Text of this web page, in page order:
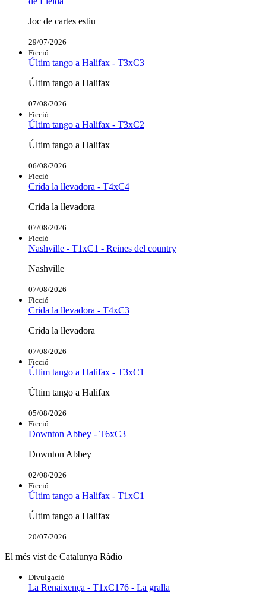
Joc de cartes estiu
29/07/2026
Ficció
Últim tango a Halifax - T3xC3
Últim tango a Halifax
07/08/2026
Ficció
Últim tango a Halifax - T3xC2
Últim tango a Halifax
06/08/2026
Ficció
Crida la llevadora - T4xC4
Crida la llevadora
07/08/2026
Ficció
Nashville - T1xC1 - Reines del country
Nashville
07/08/2026
Ficció
Crida la llevadora - T4xC3
Crida la llevadora
07/08/2026
Ficció
Últim tango a Halifax - T3xC1
Últim tango a Halifax
05/08/2026
Ficció
Downton Abbey - T6xC3
Downton Abbey
02/08/2026
Ficció
Últim tango a Halifax - T1xC1
Últim tango a Halifax
20/07/2026
El més vist de Catalunya Ràdio
Divulgació
La Renaixença - T1xC176 - La gralla